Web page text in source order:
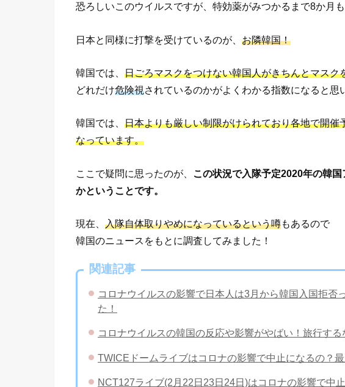
恐ろしいこのウイルスですが、特効薬がみつかるまで8か月
日本と同様に打撃を受けているのが、 お隣韓国！
韓国では、 日ごろマスクをつけない韓国人がきちんとマスク
どれだけ危険視されているのかがよくわかる指数になると思
韓国では、 日本よりも厳しい制限がけられており各地で開
なっています。
ここで疑問に思ったのが、
この状況で入隊予定2020年の韓
かということです。
現在、 入隊自体取りやめになっているという噂もあるので
韓国のニュースをもとに調査してみました！
関連記事
コロナウイルスの影響で日本人は3月から韓国入国拒否
た！
コロナウイルスの韓国の反応や影響がやばい！旅行する
TWICEドームライブはコロナの影響で中止になるの？
NCT127ライブ(2月22日23日24日)はコロナの影響で中